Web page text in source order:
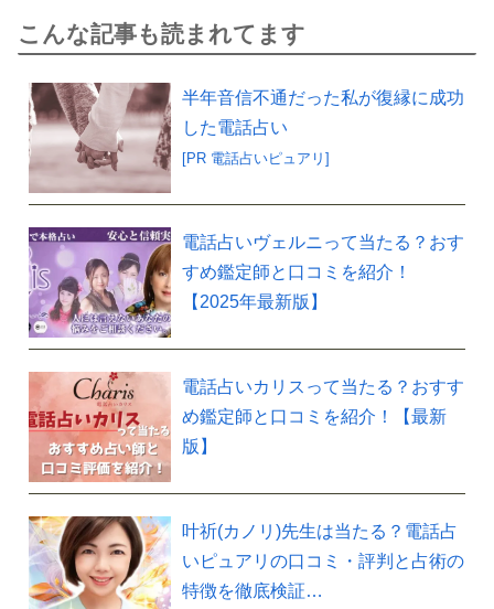
こんな記事も読まれてます
半年音信不通だった私が復縁に成功
した電話占い
[PR 電話占いピュアリ]
電話占いヴェルニって当たる？おす
すめ鑑定師と口コミを紹介！
【2025年最新版】
電話占いカリスって当たる？おすす
め鑑定師と口コミを紹介！【最新
版】
叶祈(カノリ)先生は当たる？電話占
いピュアリの口コミ・評判と占術の
特徴を徹底検証…